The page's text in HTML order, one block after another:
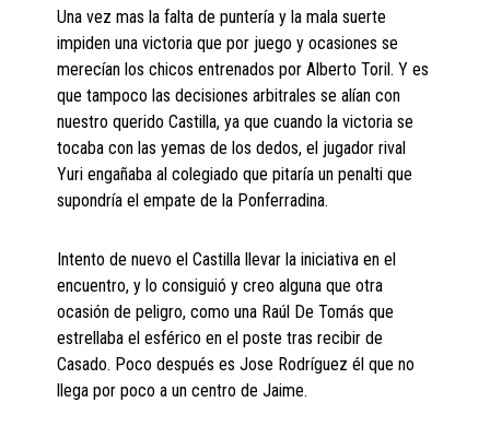
Una vez mas la falta de puntería y la mala suerte
impiden una victoria que por juego y ocasiones se
merecían los chicos entrenados por Alberto Toril. Y es
que tampoco las decisiones arbitrales se alían con
nuestro querido Castilla, ya que cuando la victoria se
tocaba con las yemas de los dedos, el jugador rival
Yuri engañaba al colegiado que pitaría un penalti que
supondría el empate de la Ponferradina.
Intento de nuevo el Castilla llevar la iniciativa en el
encuentro, y lo consiguió y creo alguna que otra
ocasión de peligro, como una Raúl De Tomás que
estrellaba el esférico en el poste tras recibir de
Casado. Poco después es Jose Rodríguez él que no
llega por poco a un centro de Jaime.